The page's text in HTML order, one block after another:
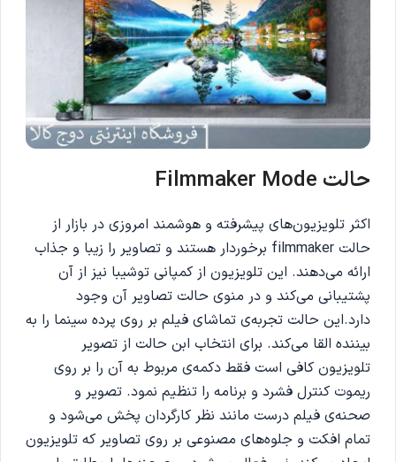
حالت Filmmaker Mode
اکثر تلویزیون‌های پیشرفته و هوشمند امروزی در بازار از
حالت filmmaker برخوردار هستند و تصاویر را زیبا و جذاب
ارائه می‌دهند. این تلویزیون از کمپانی توشیبا نیز از آن
پشتیبانی می‌کند و در منوی حالت تصاویر آن وجود
دارد.این حالت تجربه‌ی تماشای فیلم بر روی پرده سینما را به
بیننده القا می‌کند. برای انتخاب ابن حالت از تصویر
تلویزیون کافی است فقط دکمه‌ی مربوط به آن را بر روی
ریموت کنترل فشرد و برنامه را تنظیم نمود. تصویر و
صحنه‌ی فیلم درست مانند نظر کارگردان پخش می‌شود و
تمام افکت و جلوه‌های مصنوعی بر روی تصاویر که تلویزیون